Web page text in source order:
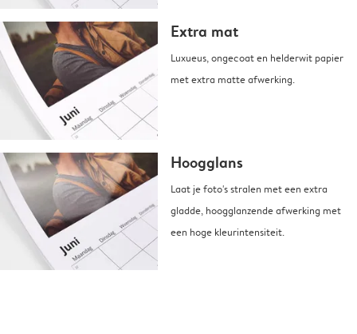
Extra mat
Luxueus, ongecoat en helderwit papier
met extra matte afwerking.
Hoogglans
Laat je foto's stralen met een extra
gladde, hoogglanzende afwerking met
een hoge kleurintensiteit.